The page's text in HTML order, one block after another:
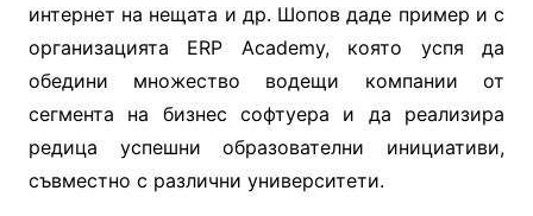
интернет на нещата и др. Шопов даде пример и с
организацията ERP Academy, която успя да
обедини множество водещи компании от
сегмента на бизнес софтуера и да реализира
редица успешни образователни инициативи,
съвместно с различни университети.